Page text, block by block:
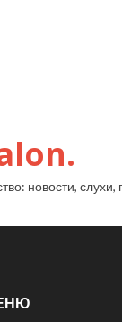
новости,